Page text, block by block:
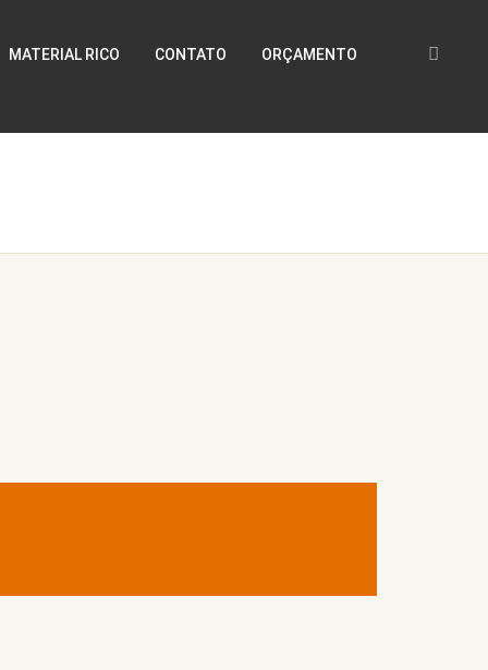
MATERIAL RICO CONTATO ORÇAMENTO